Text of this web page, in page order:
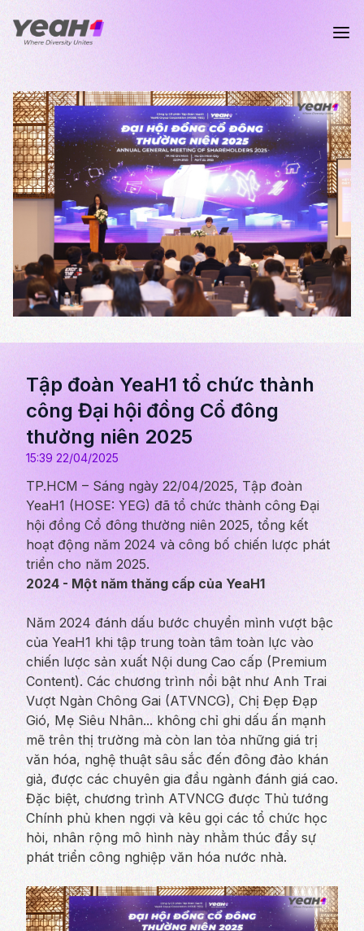
Tập đoàn YeaH1 tổ chức thành
công Đại hội đồng Cổ đông
thường niên 2025
15:39 22/04/2025
TP.HCM – Sáng ngày 22/04/2025, Tập đoàn
YeaH1 (HOSE: YEG) đã tổ chức thành công Đại
hội đồng Cổ đông thường niên 2025, tổng kết
hoạt động năm 2024 và công bố chiến lược phát
triển cho năm 2025.
2024 - Một năm thăng cấp của YeaH1
Năm 2024 đánh dấu bước chuyển mình vượt bậc
của YeaH1 khi tập trung toàn tâm toàn lực vào
chiến lược sản xuất Nội dung Cao cấp (Premium
Content). Các chương trình nổi bật như Anh Trai
Vượt Ngàn Chông Gai (ATVNCG), Chị Đẹp Đạp
Gió, Mẹ Siêu Nhân... không chỉ ghi dấu ấn mạnh
mẽ trên thị trường mà còn lan tỏa những giá trị
văn hóa, nghệ thuật sâu sắc đến đông đảo khán
giả, được các chuyên gia đầu ngành đánh giá cao.
Đặc biệt, chương trình ATVNCG được Thủ tướng
Chính phủ khen ngợi và kêu gọi các tổ chức học
hỏi, nhân rộng mô hình này nhằm thúc đẩy sự
phát triển công nghiệp văn hóa nước nhà.